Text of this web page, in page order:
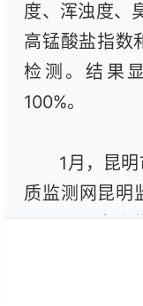
度、浑浊度、
高锰酸盐指数
检测。结果
100%。
1月，昆
质监测网昆明
明，昆明市
浊度、臭和
肠埃希氏菌